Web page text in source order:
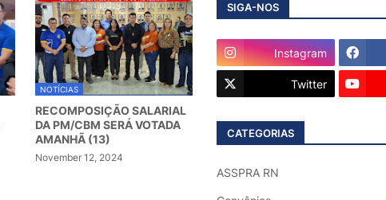
NOTÍCIAS
RECOMPOSIÇÃO SALARIAL
DA PM/CBM SERÁ VOTADA
AMANHÃ (13)
November 12, 2024
SIGA-NOS
Instagram
Twitter
CATEGORIAS
ASSPRA RN